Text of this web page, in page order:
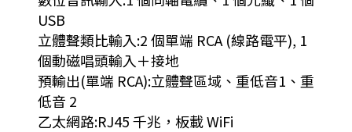
USB
立體聲類比輸入:2 個單端 RCA (線路電平), 1
個動磁唱頭輸入＋接地
預輸出(單端 RCA):立體聲區域、重低音1、重
低音 2
乙太網路:RJ45 千兆，板載 WiFi